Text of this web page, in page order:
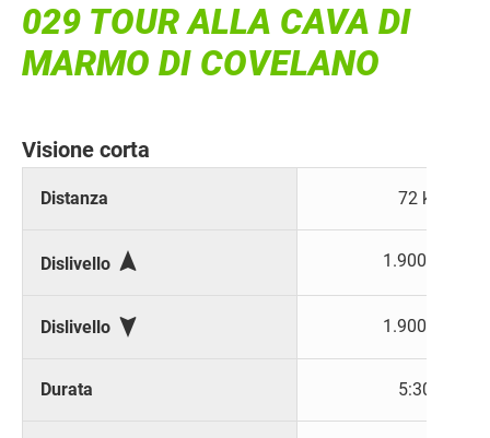
029 TOUR ALLA CAVA DI
MARMO DI COVELANO
Visione corta
Distanza 72 km
Dislivello  1.900 m
Dislivello  1.900 m
Durata 5:30 h